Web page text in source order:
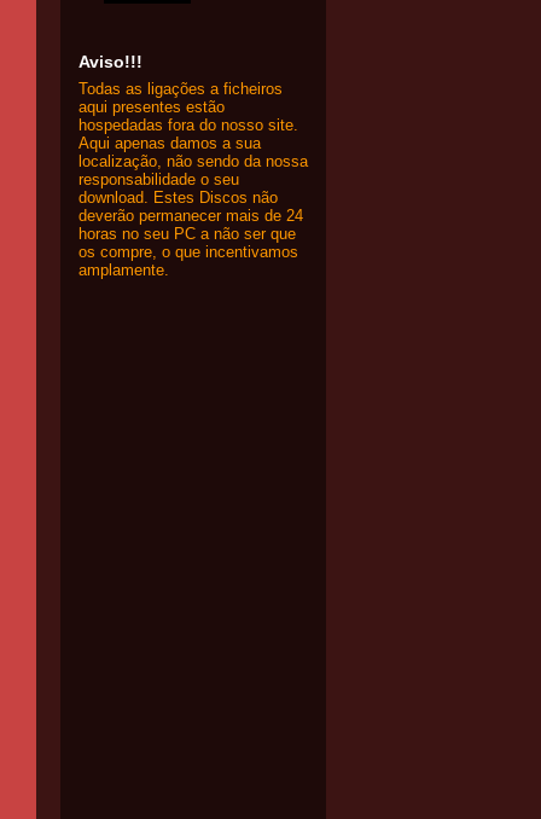
Aviso!!!
Todas as ligações a ficheiros
aqui presentes estão
hospedadas fora do nosso site.
Aqui apenas damos a sua
localização, não sendo da nossa
responsabilidade o seu
download. Estes Discos não
deverão permanecer mais de 24
horas no seu PC a não ser que
os compre, o que incentivamos
amplamente.